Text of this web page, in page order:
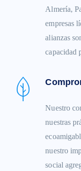
Almería,
empresas
alianzas
capacidad
Nuestro
nuestras
nuestro
social